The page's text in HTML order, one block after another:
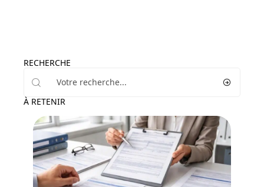
RECHERCHE
À RETENIR
Conseils